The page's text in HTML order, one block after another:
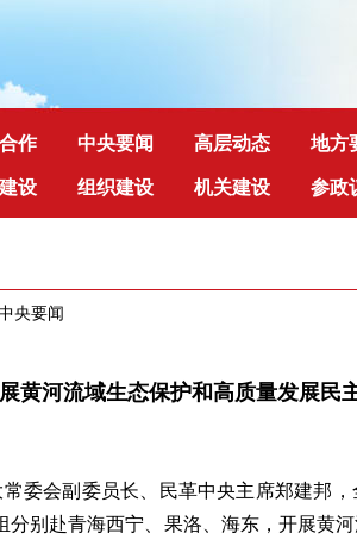
作 中央要闻 高层动态 地方
设 组织建设 机关建设 参政
央要闻
黄河流域生态保护和高质量发展民
委会副委员长、民革中央主席郑建邦
分别赴青海西宁、果洛、海东，开展黄